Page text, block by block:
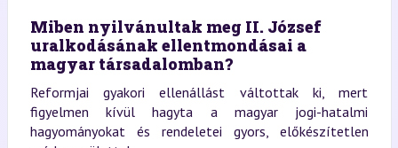
Miben nyilvánultak meg II. József
uralkodásának ellentmondásai a
magyar társadalomban?
Reformjai gyakori ellenállást váltottak ki, mert
figyelmen kívül hagyta a magyar jogi-hatalmi
hagyományokat és rendeletei gyors, előkészítetlen